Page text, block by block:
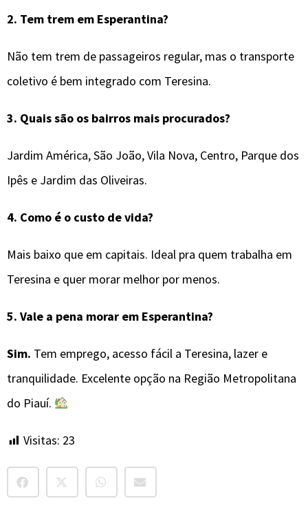
2. Tem trem em Esperantina?
Não tem trem de passageiros regular, mas o transporte
coletivo é bem integrado com Teresina.
3. Quais são os bairros mais procurados?
Jardim América, São João, Vila Nova, Centro, Parque dos
Ipês e Jardim das Oliveiras.
4. Como é o custo de vida?
Mais baixo que em capitais. Ideal pra quem trabalha em
Teresina e quer morar melhor por menos.
5. Vale a pena morar em Esperantina?
Sim. Tem emprego, acesso fácil a Teresina, lazer e
tranquilidade. Excelente opção na Região Metropolitana
do Piauí.
Visitas: 23